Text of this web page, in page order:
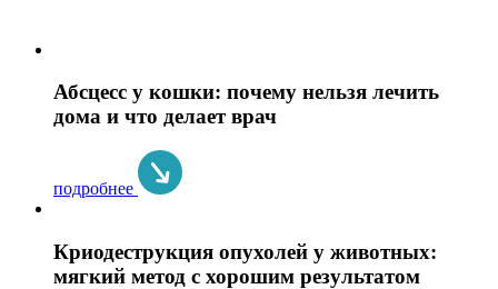
Абсцесс у кошки: почему нельзя лечить
дома и что делает врач
подробнее
Криодеструкция опухолей у животных:
мягкий метод с хорошим результатом